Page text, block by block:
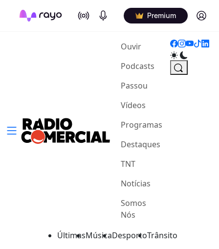
On Air Podcasts Premium Log in
Ouvir(current)
Podcasts
Passou
Vídeos
Programas
Destaques
TNT
Notícias
Somos
Nós
ÚltimasMúsicaDesportoTrânsito